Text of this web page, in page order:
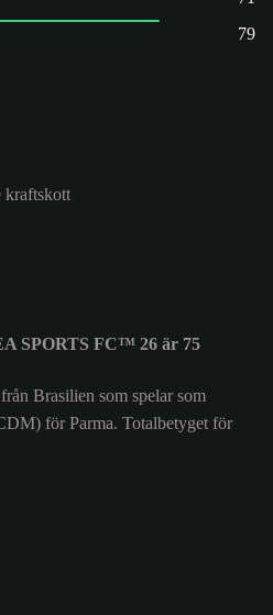
79
kraftskott
SPORTS FC™ 26 är 75
Brasilien som spelar som
för Parma. Totalbetyget för